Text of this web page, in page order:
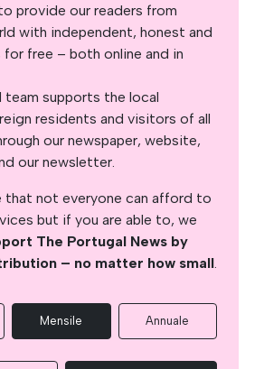
provide our readers from
with independent, honest and
for free – both online and in
supports the local
residents and visitors of all
our newspaper, website,
our newsletter.
that not everyone can afford to
but if you are able to, we
The Portugal News by
– no matter how small.
Mensile Annuale